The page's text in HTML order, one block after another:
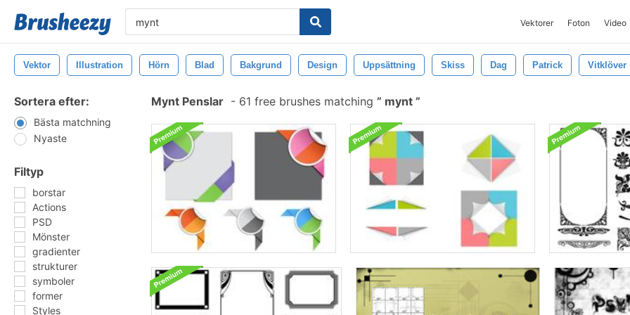
Vektorer Foton Video
Vektor Illustration Hörn Blad Bakgrund Design Uppsättning Skiss Dag Patrick Vitklöver
Sortera efter:
Bästa matchning
Nyaste
Filtyp
borstar
Actions
PSD
Mönster
gradienter
strukturer
symboler
former
Styles
Mynt Penslar - 61 free brushes matching mynt